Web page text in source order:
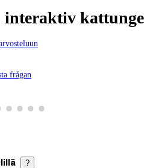
interaktiv kattunge
frågan
12
produktbild 3
Visa produktbild 4
Visa produktbild 5
Visa produktbild 6
Visa produktbild 7
?